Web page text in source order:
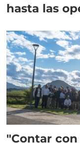
hasta las
"Contar